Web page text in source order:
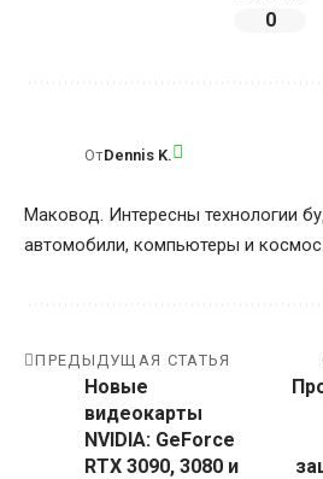
0
ОтDennis K.
Маковод. Интересны технологии
автомобили, компьютеры и космос.
ПРЕДЫДУЩАЯ СТАТЬЯ
Новые
видеокарты
NVIDIA: GeForce
RTX 3090, 3080 и